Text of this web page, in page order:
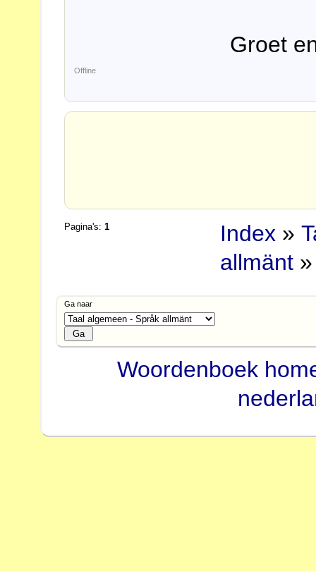
Groet
Offline
Pagina's:1 Index »
allmänt
Ga naar
Woordenboek